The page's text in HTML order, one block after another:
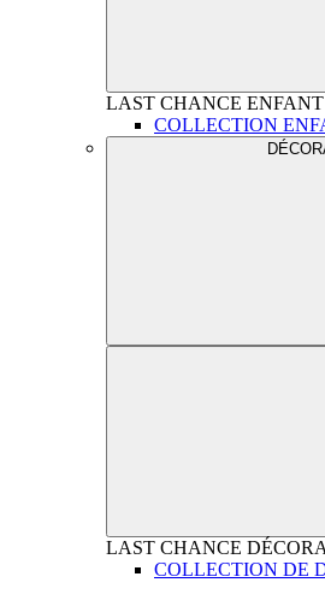
LAST CHANCE ENFANT
COLLECTION
LAST CHANCE
COLLECTION DE